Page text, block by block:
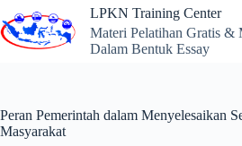
to
content
LPKN Training Center
Materi Pelatihan Gratis &
Dalam Bentuk Essay
Peran Pemerintah dalam Menyelesaikan
Masyarakat